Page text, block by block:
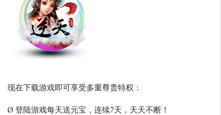
现在下载游戏即可享受多重尊贵特权：
Ø 登陆游戏每天送元宝，连续7天，天天不断！